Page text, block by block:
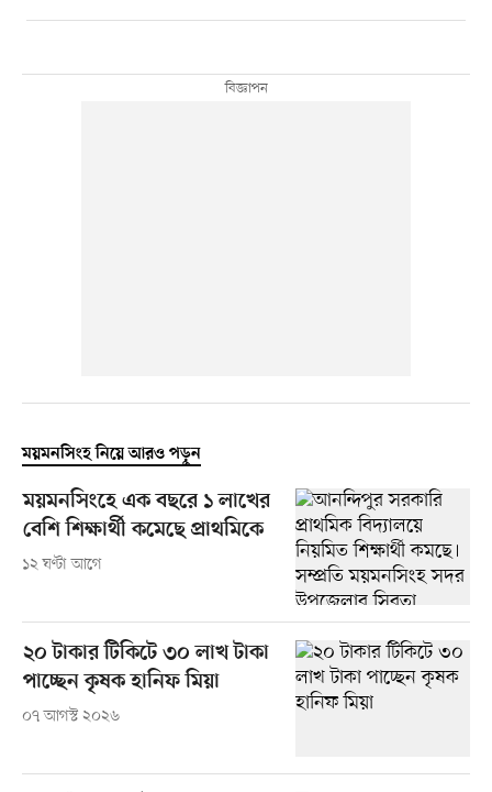
ময়মনসিংহ নিয়ে আরও পড়ুন
ময়মনসিংহে এক বছরে ১ লাখের
বেশি শিক্ষার্থী কমেছে প্রাথমিকে
১২ ঘণ্টা আগে
২০ টাকার টিকিটে ৩০ লাখ টাকা
পাচ্ছেন কৃষক হানিফ মিয়া
০৭ আগস্ট ২০২৬